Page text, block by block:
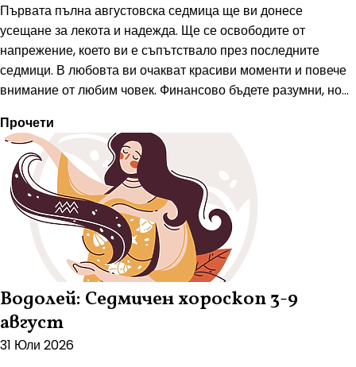
Първата пълна августовска седмица ще ви донесе
усещане за лекота и надежда. Ще се освободите от
напрежение, което ви е съпътствало през последните
седмици. В любовта ви очакват красиви моменти и повече
внимание от любим човек. Финансово бъдете разумни, но...
Прочети
Водолей: Седмичен хороскоп 3-9
август
31 Юли 2026